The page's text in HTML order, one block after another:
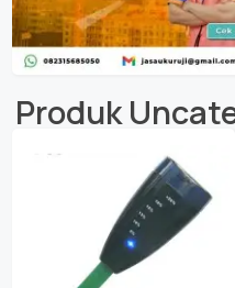
Produk